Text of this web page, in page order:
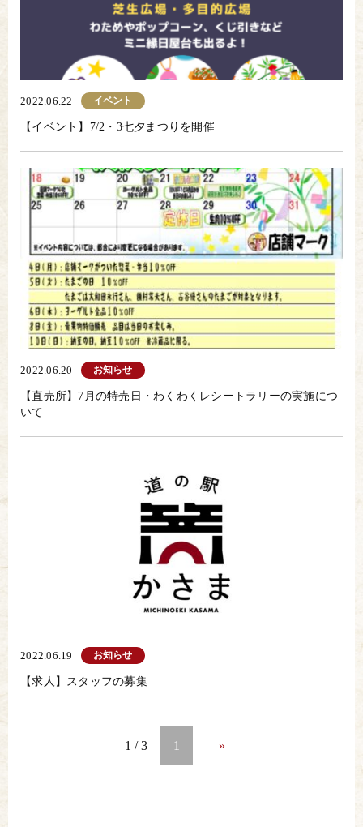
2022.06.22 イベント
【イベント】7/2・3七夕まつりを開催
2022.06.20 お知らせ
【直売所】7月の特売日・わくわくレシートラリーの実施につ
いて
2022.06.19 お知らせ
【求人】スタッフの募集
1 / 3 1 »